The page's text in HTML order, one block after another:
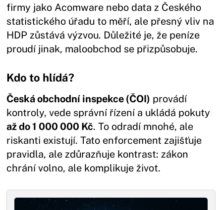
firmy jako Acomware nebo data z Českého
statistického úřadu to měří, ale přesný vliv na
HDP zůstává výzvou. Důležité je, že peníze
proudí jinak, maloobchod se přizpůsobuje.
Kdo to hlídá?
Česká obchodní inspekce (ČOI) provádí
kontroly, vede správní řízení a ukládá pokuty
až do 1 000 000 Kč. To odradí mnohé, ale
riskanti existují. Tato enforcement zajišťuje
pravidla, ale zdůrazňuje kontrast: zákon
chrání volno, ale komplikuje život.